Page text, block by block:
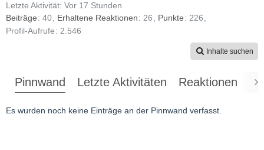
Letzte Aktivität: Vor 17 Stunden
Beiträge
40 Erhaltene Reaktionen 26 Punkte
226
Profil-Aufrufe
2.546
Inhalte suchen
Pinnwand Letzte Aktivitäten Reaktionen
Es wurden noch keine Einträge an der Pinnwand verfasst.